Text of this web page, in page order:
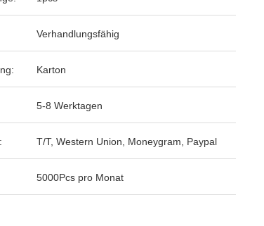
Verhandlungsfähig
Karton
5-8 Werktagen
T/T, Western Union, Moneygram, Paypal
5000Pcs pro Monat